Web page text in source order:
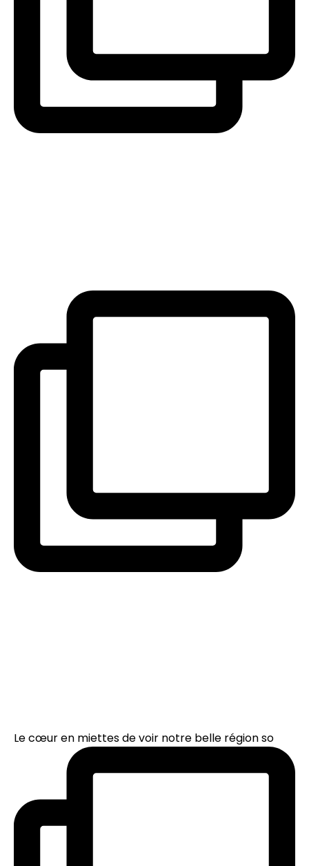
Le cœur en miettes de voir notre belle région so